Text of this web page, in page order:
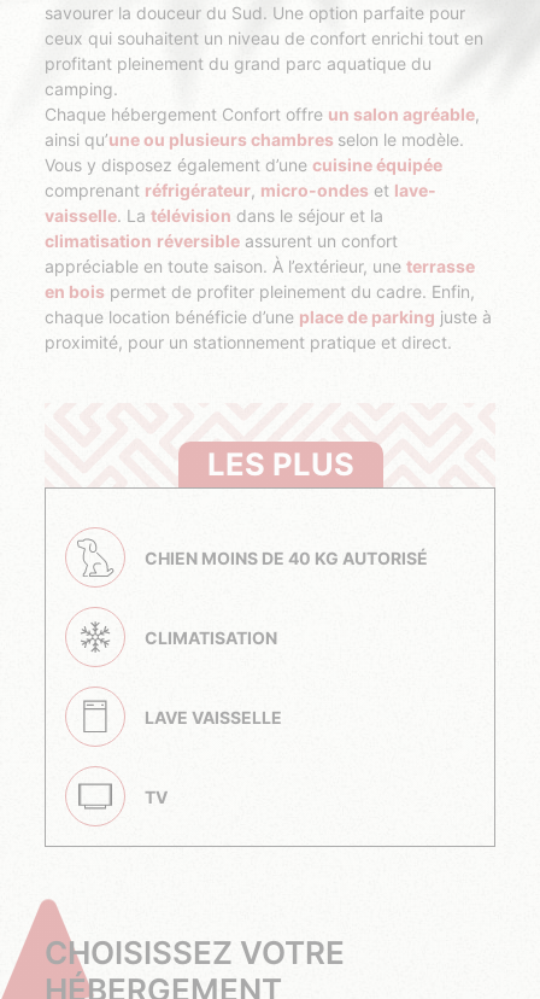
savourer la douceur du Sud. Une option parfaite pour
ceux qui souhaitent un niveau de confort enrichi tout en
profitant pleinement du grand parc aquatique du
camping.
Chaque hébergement Confort offre un salon agréable,
ainsi qu’une ou plusieurs chambres selon le modèle.
Vous y disposez également d’unecuisine équipée
comprenant réfrigérateur, micro-ondes et lave-
vaisselle. Latélévision dans le séjour et la
climatisation réversible assurent un confort
appréciable en toute saison. À l’extérieur, uneterrasse
en bois permet de profiter pleinement du cadre. Enfin,
chaque location bénéficie d’une place de parking juste à
proximité, pour un stationnement pratique et direct.
LES PLUS
CHIEN MOINS DE 40 KG AUTORISÉ
CLIMATISATION
LAVE VAISSELLE
TV
CHOISISSEZ VOTRE
HÉBERGEMENT